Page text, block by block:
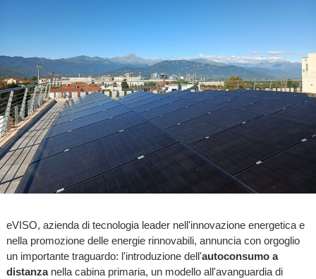
eVISO, azienda di tecnologia leader nell'innovazione energetica e
nella promozione delle energie rinnovabili, annuncia con orgoglio
un importante traguardo: l'introduzione dell'autoconsumo a
distanza nella cabina primaria, un modello all'avanguardia di